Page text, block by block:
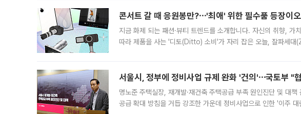
콘서트 갈 때 응원봉만?⋯'최애' 위한 필수품 등장이
지금 화제 되는 패션·뷰티 트렌드를 소개합니다. 자신의 취향, 가
따라 제품을 사는 '디토(Ditto) 소비'가 자리 잡은 오늘, 잘파세대
서울시, 정부에 정비사업 규제 완화 '건의'⋯국토부 "
명노준 주택실장, 재개발·재건축 주택공급 부족 원인진단 및 대
공급 확대 방침을 거듭 강조한 가운데 정비사업으로 인한 '이주